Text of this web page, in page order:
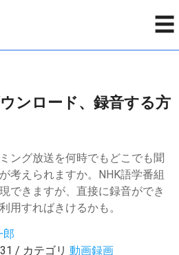
☰
ンロード、録音する方
ング放送を何時でもどこでも聞
考えられますか。NHK語学番組
できますが、直接に録音ができ
用すればきけるかも。
郎
/ カテゴリ動画録画